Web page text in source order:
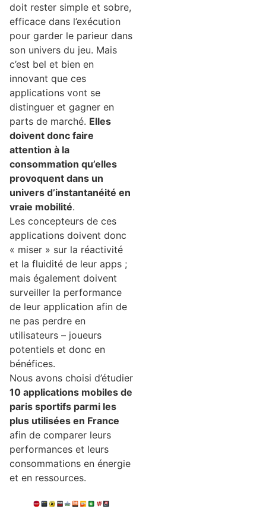
doit rester simple et sobre,
efficace dans l’exécution
pour garder le parieur dans
son univers du jeu. Mais
c’est bel et bien en
innovant que ces
applications vont se
distinguer et gagner en
parts de marché. Elles
doivent donc faire
attention à la
consommation qu’elles
provoquent dans un
univers d’instantanéité en
vraie mobilité.
Les concepteurs de ces
applications doivent donc
« miser » sur la réactivité
et la fluidité de leur apps ;
mais également doivent
surveiller la performance
de leur application afin de
ne pas perdre en
utilisateurs – joueurs
potentiels et donc en
bénéfices.
Nous avons choisi d’étudier
10 applications mobiles de
paris sportifs parmi les
plus utilisées en France
afin de comparer leurs
performances et leurs
consommations en énergie
et en ressources.